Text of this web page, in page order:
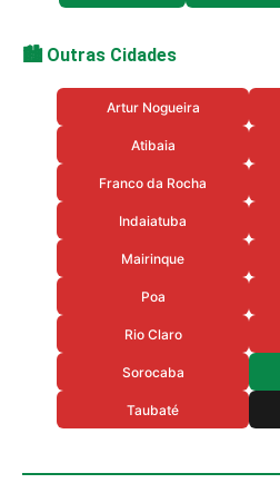
🏙️ Outras Cidades
Artur Nogueira
Atibaia
Franco da Rocha
Indaiatuba
Mairinque
Poa
Rio Claro
Sorocaba
Taubaté